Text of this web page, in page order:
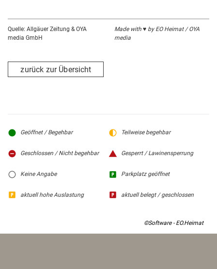
Quelle: Allgäuer Zeitung & OYA
media GmbH
Made with ♥ by EO Heimat / OYA
media
zurück zur Übersicht
Geöffnet / Begehbar Teilweise begehbar
Geschlossen / Nicht begehbar Gesperrt / Lawinensperrung
Keine Angabe Parkplatz geöffnet
aktuell hohe Auslastung aktuell belegt / geschlossen
©Software - EO.Heimat